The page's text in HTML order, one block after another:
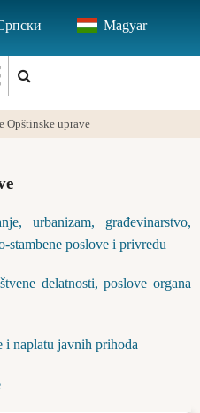
Magyar
Opštinske uprave
urbanizam, građevinarstvo,
stambene poslove i privredu
delatnosti, poslove organa
i naplatu javnih prihoda